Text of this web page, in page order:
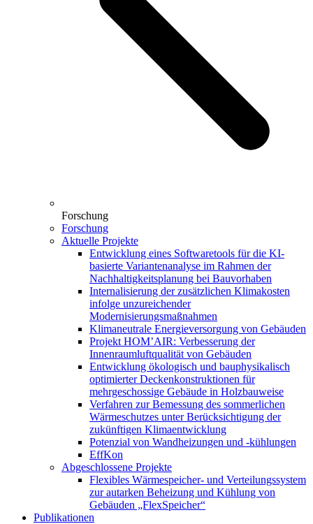
Forschung
Forschung
Aktuelle Projekte
Entwicklung eines Softwaretools für die KI-
basierte Variantenanalyse im Rahmen der
Nachhaltigkeitsplanung bei Bauvorhaben
Internalisierung der zusätzlichen Klimakosten
infolge unzureichender
Modernisierungsmaßnahmen
Klimaneutrale Energieversorgung von Gebäuden
Projekt HOM’AIR: Verbesserung der
Innenraumluftqualität von Gebäuden
Entwicklung ökologisch und bauphysikalisch
optimierter Deckenkonstruktionen für
mehrgeschossige Gebäude in Holzbauweise
Verfahren zur Bemessung des sommerlichen
Wärmeschutzes unter Berücksichtigung der
zukünftigen Klimaentwicklung
Potenzial von Wandheizungen und -kühlungen
EffKon
Abgeschlossene Projekte
Flexibles Wärmespeicher- und Verteilungssystem
zur autarken Beheizung und Kühlung von
Gebäuden „FlexSpeicher“
Publikationen